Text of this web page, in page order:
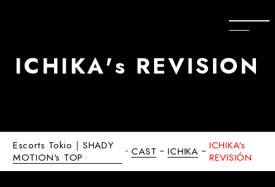
ICHIKA's REVISIÓN
Escorts Tokio｜SHADY
MOTION's TOP
CAST ICHIKA
ICHIKA's
REVISIÓN